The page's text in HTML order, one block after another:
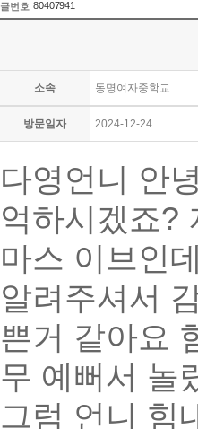
글번호 80407941
소속 동명여자중학교
방문일자 2024-12-24
다영언니 안
억하시겠죠?
마스 이브인
알려주셔서
쁜거 같아요
무 예뻐서 놀
그럼 언니 힘